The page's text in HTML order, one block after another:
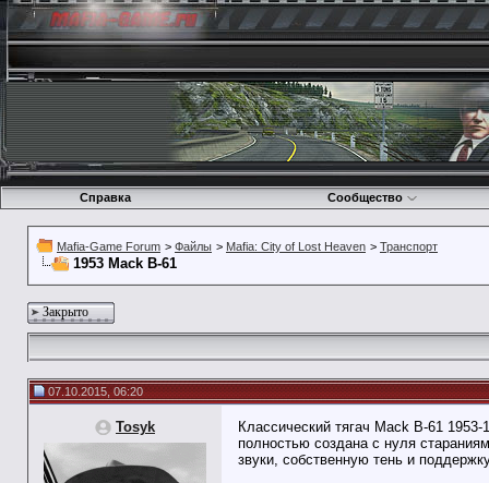
Справка Сообщество
Mafia-Game Forum > Файлы > Mafia: City of Lost Heaven > Транспорт
1953 Mack B-61
Закрыто
07.10.2015, 06:20
Tosyk
Классический тягач Mack B-61
полностью создана с нуля
звуки, собственную тень и